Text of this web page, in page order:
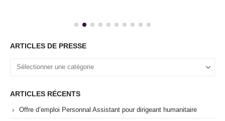
ARTICLES DE PRESSE
ARTICLES RÉCENTS
Offre d’emploi Personnal Assistant pour dirigeant humanitaire